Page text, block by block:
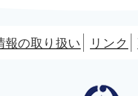
報の取り扱い リンク